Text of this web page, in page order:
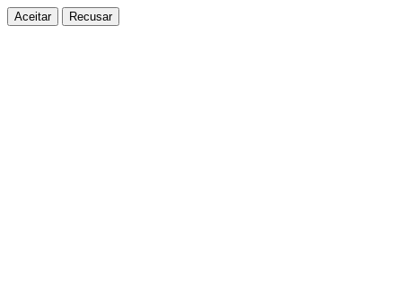
Aceitar Recusar